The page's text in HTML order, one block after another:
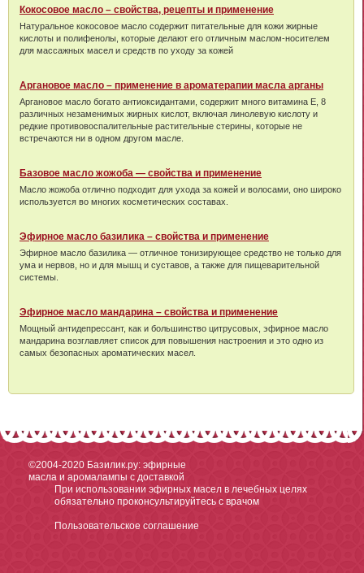
Кокосовое масло – свойства, рецепты и применение
Натуральное кокосовое масло содержит питательные для кожи жирные
кислоты и полифенолы, которые делают его отличным маслом-носителем
для массажных масел и средств по уходу за кожей
Аргановое масло – применение в ароматерапии масла арганы
Аргановое масло богато антиоксидантами, содержит много витамина Е, 8
различных незаменимых жирных кислот, включая линолевую кислоту и
редкие противовоспалительные растительные стерины, которые не
встречаются ни в одном другом масле.
Базовое масло жожоба — свойства и применение
Масло жожоба отлично подходит для ухода за кожей и волосами, оно широко
используется во многих косметических составах.
Эфирное масло базилика – свойства и применение
Эфирное масло базилика — отличное тонизирующее средство не только для
ума и нервов, но и для мышц и суставов, а также для пищеварительной
системы.
Эфирное масло мандарина – свойства и применение
Мощный антидепрессант, как и большинство цитрусовых, эфирное масло
мандарина возглавляет список для повышения настроения и это одно из
самых безопасных ароматических масел.
©2004-2020 Базилик.ру: эфирные
масла и аромалампы с доставкой
При использовании эфирных масел в лечебных целях
обязательно проконсультируйтесь с врачом
Пользовательское соглашение